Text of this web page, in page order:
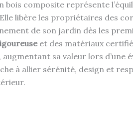
bois composite représente
libère les propriétaires des
de son jardin dès les
et des matériaux
sa valeur lors d’une
à allier sérénité, design et